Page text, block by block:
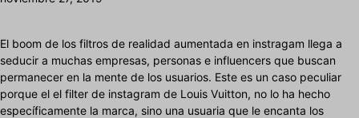
El boom de los filtros de realidad aumentada en instragam llega a
seducir a muchas empresas, personas e influencers que buscan
permanecer en la mente de los usuarios. Este es un caso peculiar
porque el el filter de instagram de Louis Vuitton, no lo ha hecho
específicamente la marca, sino una usuaria que le encanta los